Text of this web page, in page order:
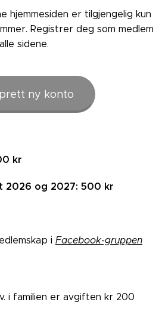
hjemmesiden er tilgjengelig kun
Registrer deg som medlem
sidene.
ny konto
kr
2026 og 2027: 500 kr
i Facebook-gruppen
i familien er avgiften kr 200